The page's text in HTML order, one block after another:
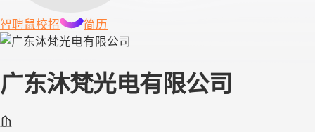
智聘鼠校招 简历
广东沐梵光电有限公司